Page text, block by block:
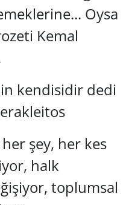
Oysa
Kemal
kendisidir dedi
her şey, her kes
halk
toplumsal